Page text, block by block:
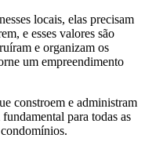
locais, elas precisam
e esses valores são
e organizam os
um empreendimento
constroem e administram
para todas as